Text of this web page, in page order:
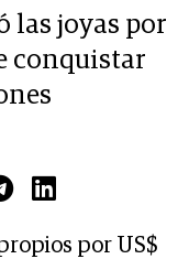
las joyas por
conquistar
por US$